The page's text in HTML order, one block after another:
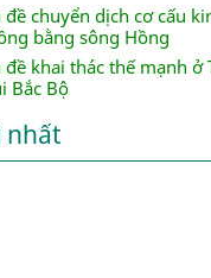
đề chuyển dịch cơ cấu
bằng sông Hồng
đề khai thác thế mạnh ở
Bắc Bộ
nhất